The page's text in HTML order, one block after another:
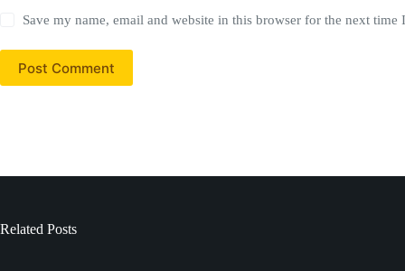
Save my name, email and website in this browser for the next time
Post Comment
Related Posts